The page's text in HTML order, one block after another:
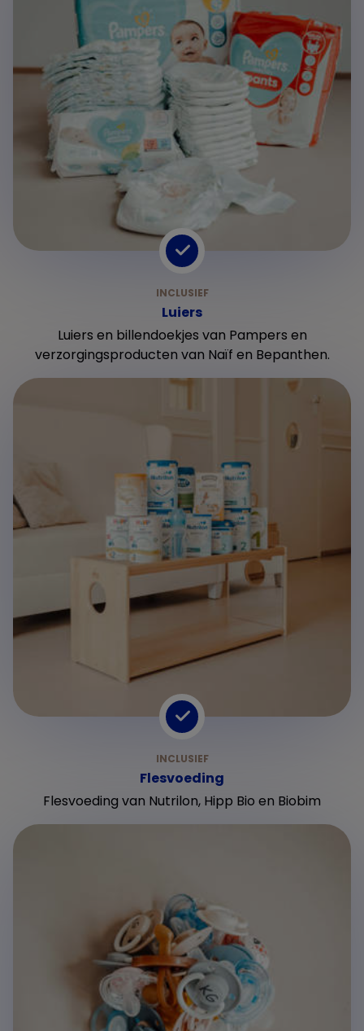
Luiers
Luiers en billendoekjes van Pampers en
verzorgingsproducten van Naïf en Bepanthen.
Flesvoeding
Flesvoeding van Nutrilon, Hipp Bio en Biobim